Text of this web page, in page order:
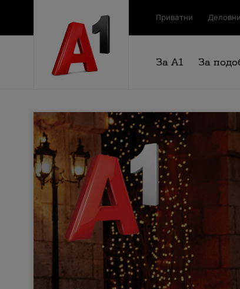
Приватни Деловни
За А1 За